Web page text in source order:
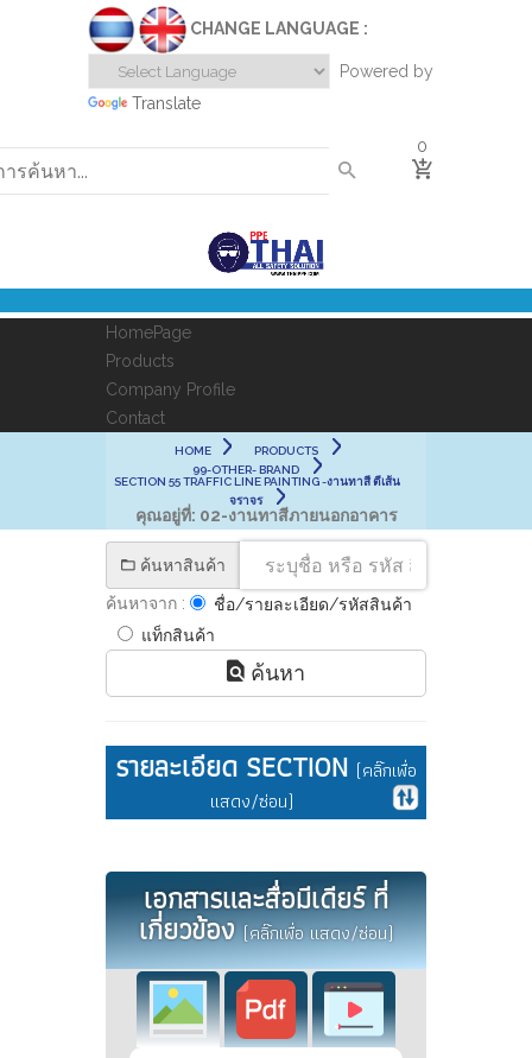
CHANGE LANGUAGE :
Powered by
Translate
0
HomePage
Products
Company Profile
Contact
HOME
PRODUCTS
99-OTHER- BRAND
SECTION 55 TRAFFIC LINE PAINTING -งานทาสี ตีเส้น
จราจร
คุณอยู่ที่: 02-งานทาสีภายนอกอาคาร
ค้นหาสินค้า
ค้นหาจาก :
ชื่อ/รายละเอียด/รหัสสินค้า
แท็กสินค้า
ค้นหา
รายละเอียด SECTION (คลิ๊กเพื่อ
แสดง/ซ่อน)
เอกสารและสื่อมีเดียร์ ที่
เกี่ยวข้อง(คลิ๊กเพื่อ แสดง/ซ่อน)